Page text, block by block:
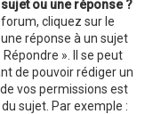
ou une réponse ?
cliquez sur le
réponse à un sujet
». Il se peut
de pouvoir rédiger un
vos permissions est
sujet. Par exemple :